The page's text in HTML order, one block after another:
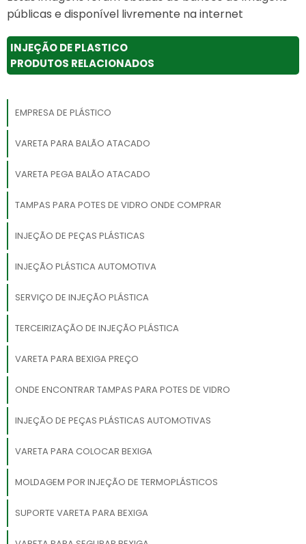
públicas e disponível livremente na internet
INJEÇÃO DE PLASTICO
PRODUTOS RELACIONADOS
EMPRESA DE PLÁSTICO
VARETA PARA BALÃO ATACADO
VARETA PEGA BALÃO ATACADO
TAMPAS PARA POTES DE VIDRO ONDE COMPRAR
INJEÇÃO DE PEÇAS PLÁSTICAS
INJEÇÃO PLÁSTICA AUTOMOTIVA
SERVIÇO DE INJEÇÃO PLÁSTICA
TERCEIRIZAÇÃO DE INJEÇÃO PLÁSTICA
VARETA PARA BEXIGA PREÇO
ONDE ENCONTRAR TAMPAS PARA POTES DE VIDRO
INJEÇÃO DE PEÇAS PLÁSTICAS AUTOMOTIVAS
VARETA PARA COLOCAR BEXIGA
MOLDAGEM POR INJEÇÃO DE TERMOPLÁSTICOS
SUPORTE VARETA PARA BEXIGA